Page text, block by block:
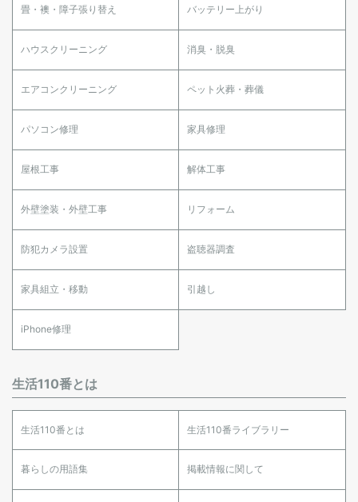
畳・襖・障子張り替え バッテリー上がり
ハウスクリーニング 消臭・脱臭
エアコンクリーニング ペット火葬・葬儀
パソコン修理 家具修理
屋根工事 解体工事
外壁塗装・外壁工事 リフォーム
防犯カメラ設置 盗聴器調査
家具組立・移動 引越し
iPhone修理
生活110番とは
生活110番とは 生活110番ライブラリー
暮らしの用語集 掲載情報に関して